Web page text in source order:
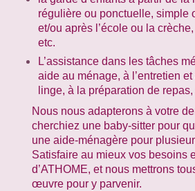
régulière ou ponctuelle, simple
et/ou après l’école ou la
etc.
L’assistance dans les tâches
aide au ménage, à l’entretien
linge, à la préparation de repas,
Nous nous adapterons à votre
cherchiez une baby-sitter pour
une aide-ménagère pour
Satisfaire au mieux vos besoins
d’ATHOME, et nous mettrons
œuvre pour y parvenir.